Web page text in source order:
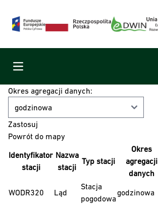
Menu
Okres agregacji danych:
Powrót do mapy
Identyfikator
stacji
Nazwa
stacji
Typ stacji
Okres
agregacji
danych
WODR320 Ląd
Stacja
pogodowa
godzinowa